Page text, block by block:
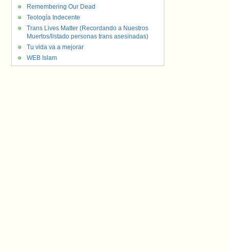
Remembering Our Dead
Teología Indecente
Trans Lives Matter (Recordando a Nuestros
Muertos/listado personas trans asesinadas)
Tu vida va a mejorar
WEB Islam